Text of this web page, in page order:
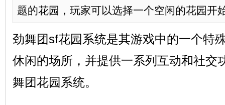
题的花园，玩家可以选择一个空闲的花园开
劲舞团sf花园系统是其游戏中的一个特
休闲的场所，并提供一系列互动和社交
舞团花园系统。